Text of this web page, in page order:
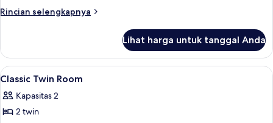
Rincian selengkapnya
Rincian
Suite
Mewah
Lihat harga untuk tanggal Anda
Lihat
semua
foto
untuk
Seprai premium, tempat tidur
2
Classic Twin Room
Kapasitas 2
2 twin